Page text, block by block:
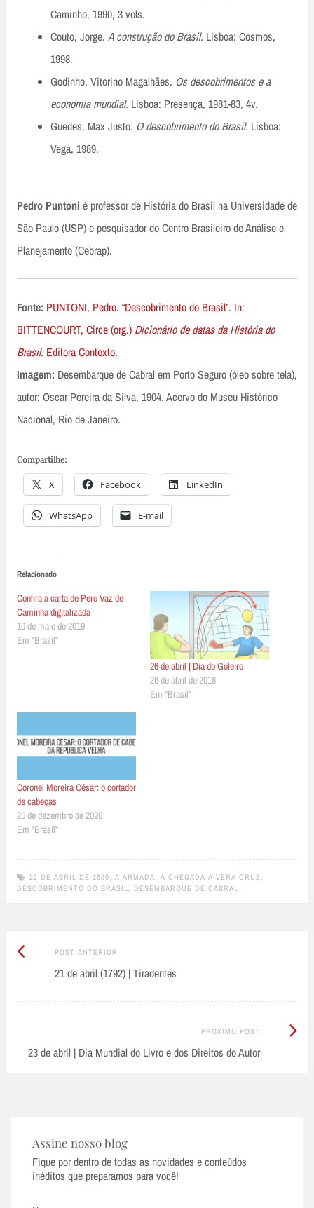
Caminho, 1990, 3 vols.
Couto, Jorge. A construção do Brasil. Lisboa: Cosmos,
1998.
Godinho, Vitorino Magalhães. Os descobrimentos e a
economia mundial. Lisboa: Presença, 1981-83, 4v.
Guedes, Max Justo. O descobrimento do Brasil. Lisboa:
Vega, 1989.
Pedro Puntoni é professor de História do Brasil na Universidade de
São Paulo (USP) e pesquisador do Centro Brasileiro de Análise e
Planejamento (Cebrap).
Fonte: PUNTONI, Pedro. “Descobrimento do Brasil”. In:
BITTENCOURT, Circe (org.) Dicionário de datas da História do
Brasil. Editora Contexto.
Imagem: Desembarque de Cabral em Porto Seguro (óleo sobre tela),
autor: Oscar Pereira da Silva, 1904. Acervo do Museu Histórico
Nacional, Rio de Janeiro.
Compartilhe:
X Facebook LinkedIn
WhatsApp E-mail
Relacionado
Confira a carta de Pero Vaz de
Caminha digitalizada
10 de maio de 2019
Em "Brasil"
26 de abril | Dia do Goleiro
26 de abril de 2018
Em "Brasil"
Coronel Moreira César: o cortador
de cabeças
25 de dezembro de 2020
Em "Brasil"
22 DE ABRIL DE 1500 A ARMADA A CHEGADA A VERA CRUZ
DESCOBRIMENTO DO BRASIL
DESEMBARQUE DE CABRAL
Post
navigation
POST ANTERIOR
Anterior:
21 de abril (1792) | Tiradentes
PRÓXIMO POST
23 de abril | Dia Mundial do Livro e dos Direitos do Autor
Próximo
Assine nosso blog
Fique por dentro de todas as novidades e conteúdos
inéditos que preparamos para você!